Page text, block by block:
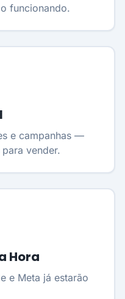
funcionando.
e campanhas —
vender.
Hora
e Meta já estarão